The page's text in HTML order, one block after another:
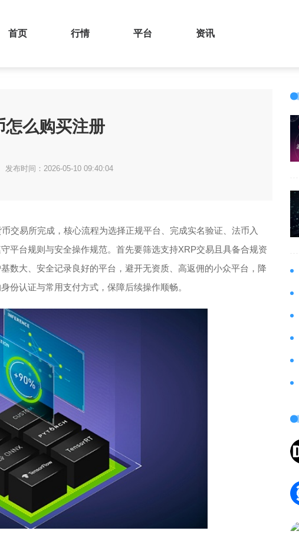
首页 行情 平台 资讯
怎么购买注册
发布时间：2026-05-10 09:40:04
交易所完成，核心流程为选择正规平台、完成实名验证、法币入
平台规则与安全操作规范。首先要筛选支持XRP交易且具备合规资
数大、安全记录良好的平台，避开无资质、高返佣的小众平台，降
份认证与常用支付方式，保障后续操作顺畅。